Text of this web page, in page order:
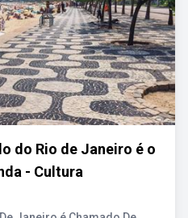
do Rio de Janeiro é o
- Cultura